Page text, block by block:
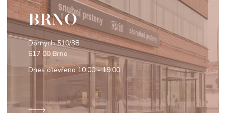
BRNO
Dornych 510/38
617 00 Brno
Dnes otevřeno10:00 - 19:00